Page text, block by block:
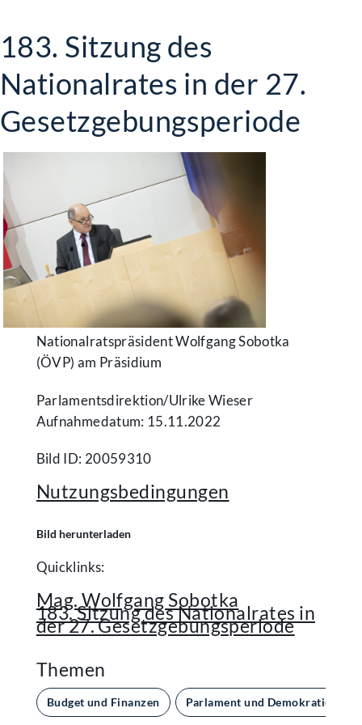
183. Sitzung des
Nationalrates in der 27.
Gesetzgebungsperiode
Nationalratspräsident Wolfgang Sobotka
(ÖVP) am Präsidium
Parlamentsdirektion/​Ulrike Wieser
Aufnahmedatum: 15.11.2022
Bild ID: 20059310
Nutzungsbedingungen
Bild herunterladen
Quicklinks:
Mag. Wolfgang Sobotka
183. Sitzung des Nationalrates in
der 27. Gesetzgebungsperiode
Themen
Budget und Finanzen Parlament und Demokratie